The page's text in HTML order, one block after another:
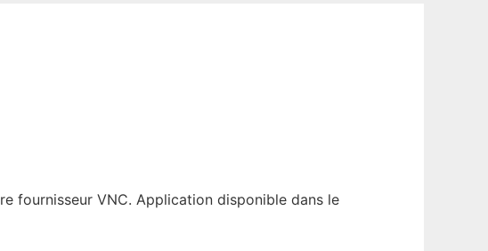
fournisseur VNC. Application disponible dans le